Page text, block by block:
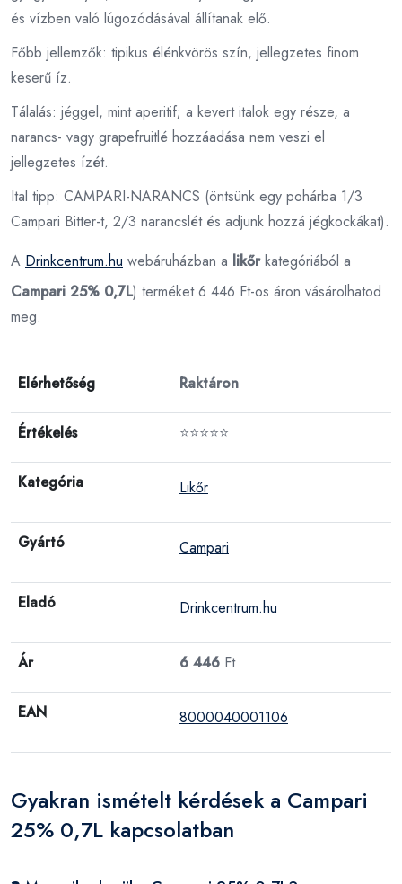
és vízben való lúgozódásával állítanak elő.
Főbb jellemzők: tipikus élénkvörös szín, jellegzetes finom
keserű íz.
Tálalás: jéggel, mint aperitif; a kevert italok egy része, a
narancs- vagy grapefruitlé hozzáadása nem veszi el
jellegzetes ízét.
Ital tipp: CAMPARI-NARANCS (öntsünk egy pohárba 1/3
Campari Bitter-t, 2/3 narancslét és adjunk hozzá jégkockákat).
A Drinkcentrum.hu webáruházban a likőrkategóriából a
Campari 25% 0,7L) terméket 6 446 Ft-os áron vásárolhatod
meg.
Elérhetőség Raktáron
Értékelés ⭐⭐⭐⭐⭐
Kategória Likőr
Gyártó Campari
Eladó Drinkcentrum.hu
Ár 6 446 Ft
EAN 8000040001106
Gyakran ismételt kérdések a Campari
25% 0,7L kapcsolatban